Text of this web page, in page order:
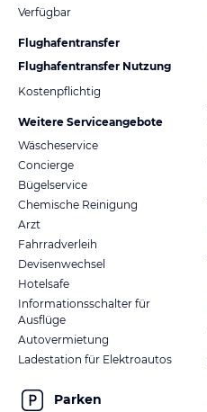
Verfügbar
Flughafentransfer
Flughafentransfer Nutzung
Kostenpflichtig
Weitere Serviceangebote
Wäscheservice
Concierge
Bügelservice
Chemische Reinigung
Arzt
Fahrradverleih
Devisenwechsel
Hotelsafe
Informationsschalter für
Ausflüge
Autovermietung
Ladestation für Elektroautos
Parken